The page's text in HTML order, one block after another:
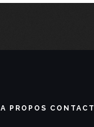
A PROPOS CONTACT